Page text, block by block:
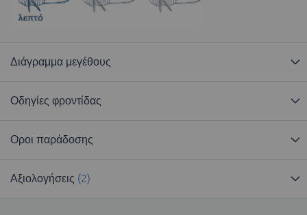
Διάγραμμα μεγέθους
Οδηγίες φροντίδας
Οροι παράδοσης
Αξιολογήσεις 2